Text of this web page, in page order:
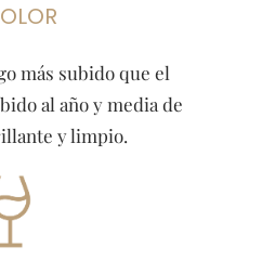
más subido que el
al año y media de
y limpio.